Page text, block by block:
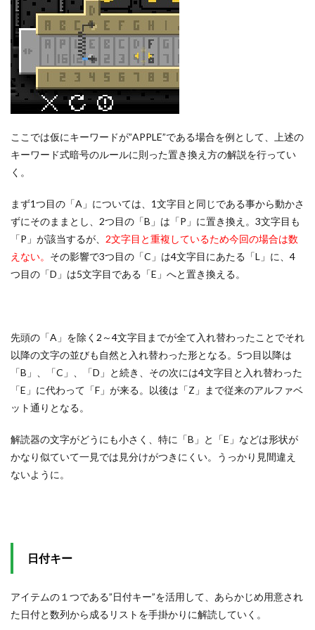
ここでは仮にキーワードが”APPLE”である場合を例として、上述の
キーワード式暗号のルールに則った置き換え方の解説を行ってい
く。
まず1つ目の「A」については、1文字目と同じである事から動かさ
ずにそのままとし、2つ目の「B」は「P」に置き換え。3文字目も
「P」が該当するが、 2文字目と重複しているため今回の場合は数
えない。 その影響で3つ目の「C」は4文字目にあたる「L」に、4
つ目の「D」は5文字目である「E」へと置き換える。
先頭の「A」を除く2～4文字目までが全て入れ替わったことでそれ
以降の文字の並びも自然と入れ替わった形となる。5つ目以降は
「B」、「C」、「D」と続き、その次には4文字目と入れ替わった
「E」に代わって「F」が来る。以後は「Z」まで従来のアルファベ
ット通りとなる。
解読器の文字がどうにも小さく、特に「B」と「E」などは形状が
かなり似ていて一見では見分けがつきにくい。うっかり見間違え
ないように。
日付キー
アイテムの１つである”日付キー”を活用して、あらかじめ用意され
た日付と数列から成るリストを手掛かりに解読していく。